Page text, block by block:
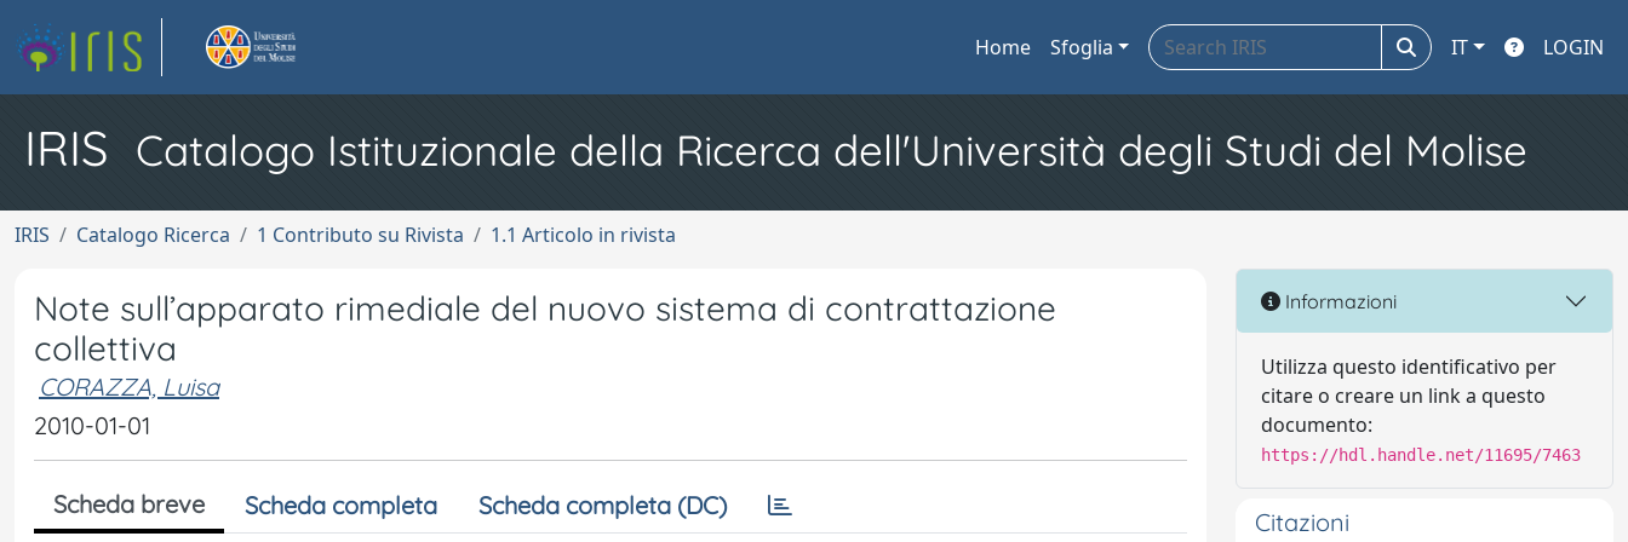
Home Sfoglia IT LOGIN
IRIS Catalogo Istituzionale della Ricerca dell'Università degli Studi del Molise
IRIS Catalogo Ricerca 1 Contributo su Rivista 1.1 Articolo in rivista
Note sull’apparato rimediale del nuovo sistema di contrattazione
collettiva
CORAZZA, Luisa
2010-01-01
Scheda breve Scheda completa Scheda completa (DC)
Informazioni
Utilizza questo identificativo per
citare o creare un link a questo
documento:
https://hdl.handle.net/11695/7463
Citazioni